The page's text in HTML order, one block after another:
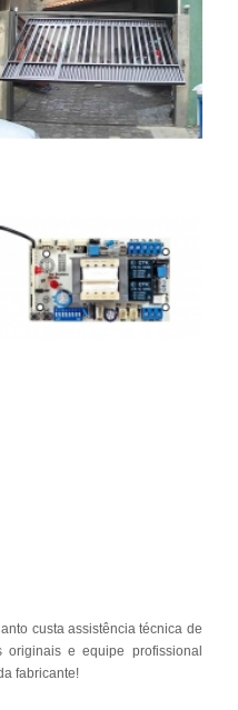
custa assistência técnica de
originais e equipe profissional
fabricante!